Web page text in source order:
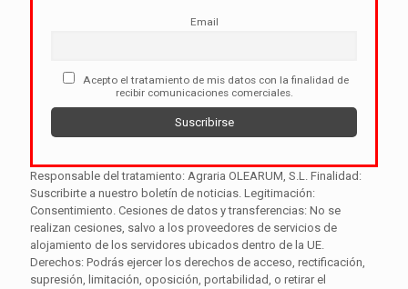
Email
Acepto el tratamiento de mis datos con la finalidad de
recibir comunicaciones comerciales.
Responsable del tratamiento: Agraria OLEARUM, S.L. Finalidad:
Suscribirte a nuestro boletín de noticias. Legitimación:
Consentimiento. Cesiones de datos y transferencias: No se
realizan cesiones, salvo a los proveedores de servicios de
alojamiento de los servidores ubicados dentro de la UE.
Derechos: Podrás ejercer los derechos de acceso, rectificación,
supresión, limitación, oposición, portabilidad, o retirar el